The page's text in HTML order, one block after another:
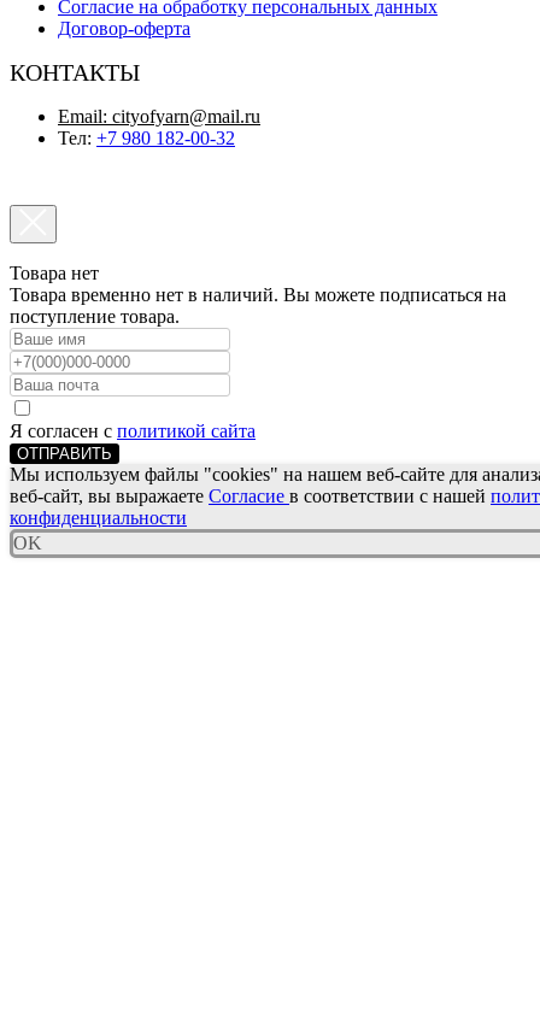
Согласие на обработку персональных данных
Договор-оферта
КОНТАКТЫ
Email: cityofyarn@mail.ru
Тел: +7 980 182-00-32
Товара нет
Товара временно нет в наличий. Вы можете подписаться на
поступление товара.
Я согласен с политикой сайта
ОТПРАВИТЬ
Мы используем файлы "cookies" на нашем веб-сайте для
веб-сайт, вы выражаете Согласие в соответствии с нашей
конфиденциальности
OK